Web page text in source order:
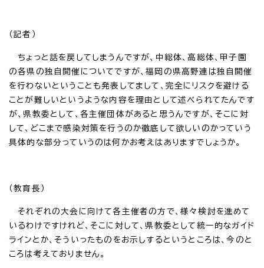
（記者）
ちょっと話を戻してしまうんですが、中総体、高総体、甲子園
の各県の独自開催についてですが、福岡の県高野連は独自開催
を行わないということも発表してまして、完全にリスクを避ける
ことが難しいというような内容を理由として述べられてたんです
が、県教委として、各主催団体があると思うんですが、そこに対
して、どこまで感染対策を行うのか徹底して欲しいのかっていう
具体的な部分っていうのは何かお考えはありますでしょうか。
（教育長）
それぞれの大会に向けて各主催者の方で、様々検討を進めて
いるわけですけれど、そこに対して、県教委として統一的なガイド
ラインとか、そういったものをお示しするというところは、今のと
ころは考えておりません。